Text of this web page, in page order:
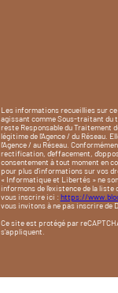
Les informations recueillies sur
agissant comme Sous-traitant du
reste Responsable du Traitement
légitime de l'Agence / du Réseau.
l'Agence / au Réseau.
rectification, d’effacement,
consentement à tout moment en
pour plus d’informations sur vos
« Informatique et Libertés » ne
informons de l’existence de la
vous inscrire ici : https://
vous invitons à ne pas inscrire de
Ce site est protégé par
s'appliquent.